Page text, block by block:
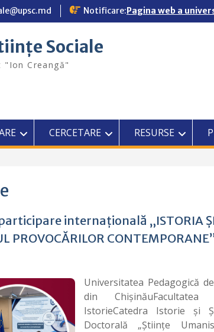
Notificare:Pagina web a
Sociale
"Ion Creangă"
CERCETARE RESURSE
internațională „ISTORIA ȘI
PROVOCĂRILOR
Universitatea Pedagogică
din
IstorieCatedra Istorie și
Doctorală „Științe